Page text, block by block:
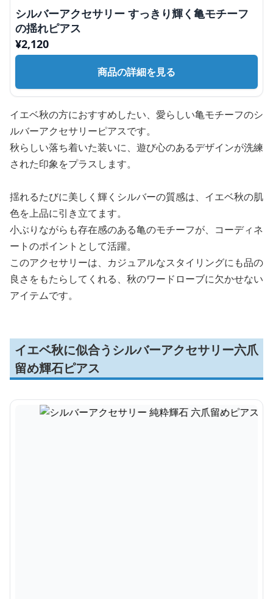
シルバーアクセサリー すっきり輝く亀モチーフ
の揺れピアス
¥2,120
商品の詳細を見る
イエベ秋の方におすすめしたい、愛らしい亀モチーフのシ
ルバーアクセサリーピアスです。
秋らしい落ち着いた装いに、遊び心のあるデザインが洗練
された印象をプラスします。
揺れるたびに美しく輝くシルバーの質感は、イエベ秋の肌
色を上品に引き立てます。
小ぶりながらも存在感のある亀のモチーフが、コーディネ
ートのポイントとして活躍。
このアクセサリーは、カジュアルなスタイリングにも品の
良さをもたらしてくれる、秋のワードローブに欠かせない
アイテムです。
イエベ秋に似合うシルバーアクセサリー六爪
留め輝石ピアス